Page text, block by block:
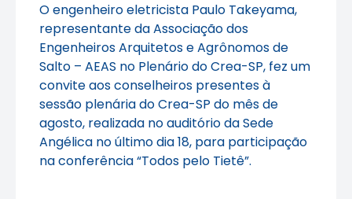
O engenheiro eletricista Paulo Takeyama,
representante da Associação dos
Engenheiros Arquitetos e Agrônomos de
Salto – AEAS no Plenário do Crea-SP, fez um
convite aos conselheiros presentes à
sessão plenária do Crea-SP do mês de
agosto, realizada no auditório da Sede
Angélica no último dia 18, para participação
na conferência “Todos pelo Tietê”.